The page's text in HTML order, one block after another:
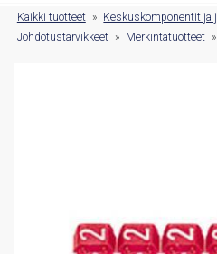
Kaikki tuotteet » Keskuskomponentit ja
Johdotustarvikkeet » Merkintätuotteet »